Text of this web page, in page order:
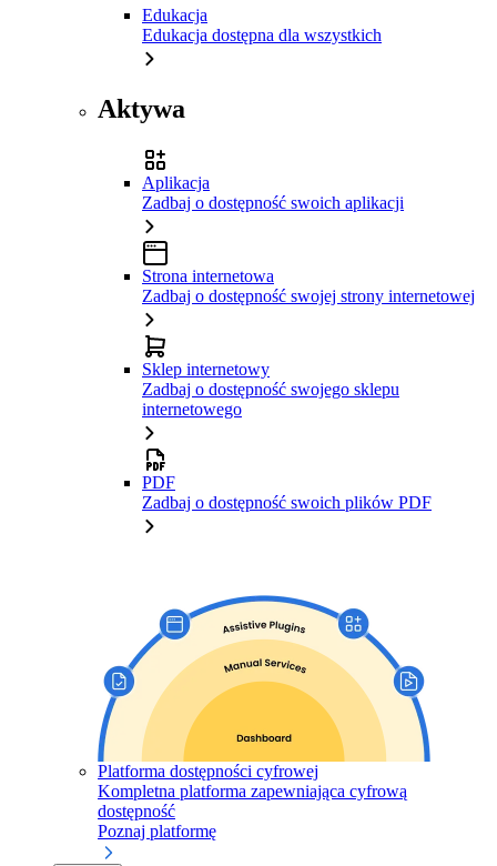
Edukacja
Edukacja dostępna dla wszystkich
Aktywa
Aplikacja
Zadbaj o dostępność swoich aplikacji
Strona internetowa
Zadbaj o dostępność swojej strony internetowej
Sklep internetowy
Zadbaj o dostępność swojego sklepu
internetowego
PDF
Zadbaj o dostępność swoich plików PDF
Platforma dostępności cyfrowej
Kompletna platforma zapewniająca cyfrową
dostępność
Poznaj platformę